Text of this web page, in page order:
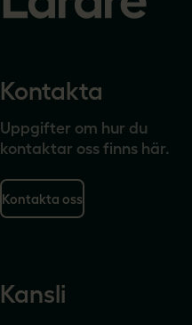
Kontakta
Uppgifter om hur du
kontaktar oss finns här.
Kontakta oss
Kansli